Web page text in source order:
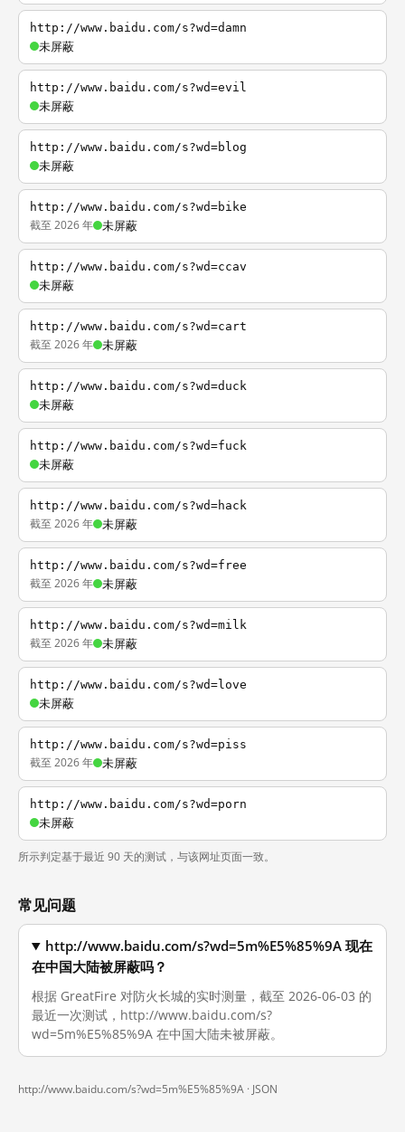
http://www.baidu.com/s?wd=damn
未屏蔽
http://www.baidu.com/s?wd=evil
未屏蔽
http://www.baidu.com/s?wd=blog
未屏蔽
http://www.baidu.com/s?wd=bike
截至 2026 年 未屏蔽
http://www.baidu.com/s?wd=ccav
未屏蔽
http://www.baidu.com/s?wd=cart
截至 2026 年 未屏蔽
http://www.baidu.com/s?wd=duck
未屏蔽
http://www.baidu.com/s?wd=fuck
未屏蔽
http://www.baidu.com/s?wd=hack
截至 2026 年 未屏蔽
http://www.baidu.com/s?wd=free
截至 2026 年 未屏蔽
http://www.baidu.com/s?wd=milk
截至 2026 年 未屏蔽
http://www.baidu.com/s?wd=love
未屏蔽
http://www.baidu.com/s?wd=piss
截至 2026 年 未屏蔽
http://www.baidu.com/s?wd=porn
未屏蔽
所示判定基于最近 90 天的测试，与该网址页面一致。
常见问题
http://www.baidu.com/s?wd=5m%E5%85%9A 现在
在中国大陆被屏蔽吗？
根据 GreatFire 对防火长城的实时测量，截至 2026-06-03 的
最近一次测试，http://www.baidu.com/s?
wd=5m%E5%85%9A 在中国大陆未被屏蔽。
http://www.baidu.com/s?wd=5m%E5%85%9A · JSON